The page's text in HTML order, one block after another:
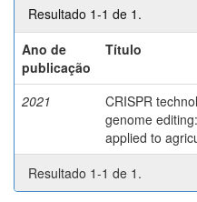
Resultado 1-1 de 1.
Ano de
publicação
Título
2021
CRISPR
genome
applied to
Resultado 1-1 de 1.